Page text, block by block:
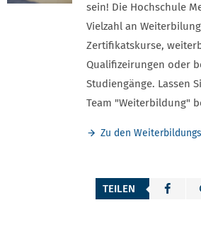
sein! Die Hochschule
Vielzahl an
Zertifikatskurse,
Qualifizeirungen oder
Studiengänge. Lassen
Team "Weiterbildung"
Zu den
TEILEN